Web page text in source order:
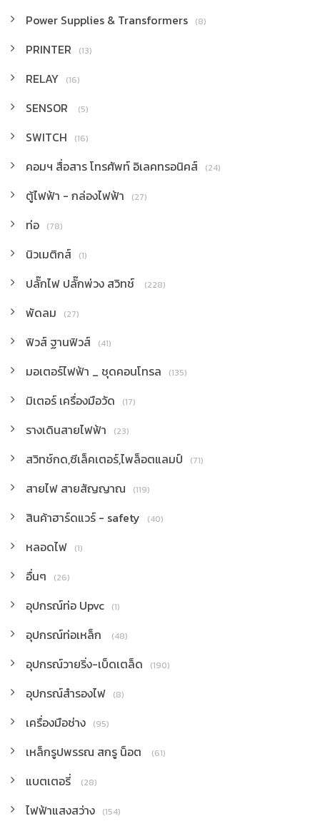
Power Supplies & Transformers (8)
PRINTER (13)
RELAY (16)
SENSOR (5)
SWITCH (16)
คอมฯ สื่อสาร โทรศัพท์ อิเลคทรอนิคส์ (24)
ตู้ไฟฟ้า - กล่องไฟฟ้า (27)
ท่อ (78)
นิวเมติกส์ (1)
ปลั๊กไฟ ปลั๊กพ่วง สวิทช์ (228)
พัดลม (27)
ฟิวส์ ฐานฟิวส์ (41)
มอเตอร์ไฟฟ้า _ ชุดคอนโทรล (135)
มิเตอร์ เครื่องมือวัด (17)
รางเดินสายไฟฟ้า (23)
สวิทช์กด,ซีเล็คเตอร์,ไพล็อตแลมป์ (71)
สายไฟ สายสัญญาณ (119)
สินค้าฮาร์ดแวร์ - safety (40)
หลอดไฟ (1)
อื่นๆ (26)
อุปกรณ์ท่อ Upvc (1)
อุปกรณ์ท่อเหล็ก (48)
อุปกรณ์วายริ่ง-เบ็ดเตล็ด (190)
อุปกรณ์สำรองไฟ (8)
เครื่องมือช่าง (95)
เหล็กรูปพรรณ สกรู น็อต (61)
แบตเตอรี่ (28)
ไฟฟ้าแสงสว่าง (154)